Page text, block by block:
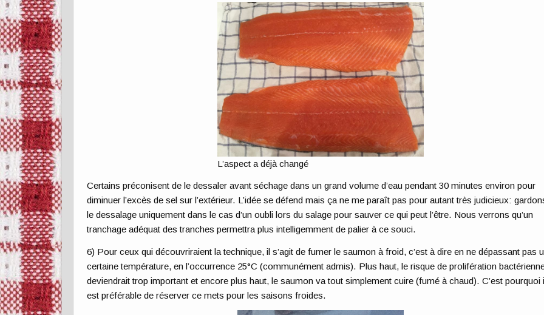
L’aspect a déjà changé
Certains préconisent de le dessaler avant séchage dans un grand volume d’eau pendant 30 minutes environ pour
diminuer l’excès de sel sur l’extérieur. L’idée se défend mais ça ne me paraît pas pour autant très judicieux:
le dessalage uniquement dans le cas d’un oubli lors du salage pour sauver ce qui peut l’être. Nous verrons qu’un
tranchage adéquat des tranches permettra plus intelligemment de palier à ce souci.
6) Pour ceux qui découvriraient la technique, il s’agit de fumer le saumon à froid, c’est à dire en ne dépassant pas
certaine température, en l’occurrence 25°C (communément admis). Plus haut, le risque de prolifération
deviendrait trop important et encore plus haut, le saumon va tout simplement cuire (fumé à chaud). C’est pourquoi
est préférable de réserver ce mets pour les saisons froides.